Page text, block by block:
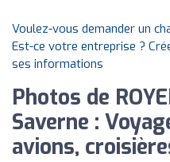
Voulez-vous demander un
Est-ce votre entreprise ?
ses informations
Photos de
Saverne :
avions,